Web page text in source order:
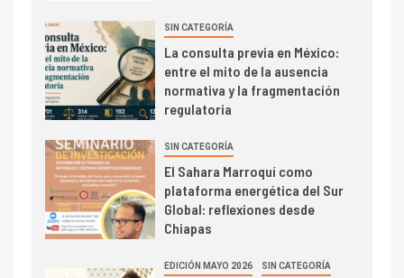
SIN CATEGORÍA
La consulta previa en México:
entre el mito de la ausencia
normativa y la fragmentación
regulatoria
SIN CATEGORÍA
El Sahara Marroquí como
plataforma energética del Sur
Global: reflexiones desde
Chiapas
EDICIÓN MAYO 2026 SIN CATEGORÍA